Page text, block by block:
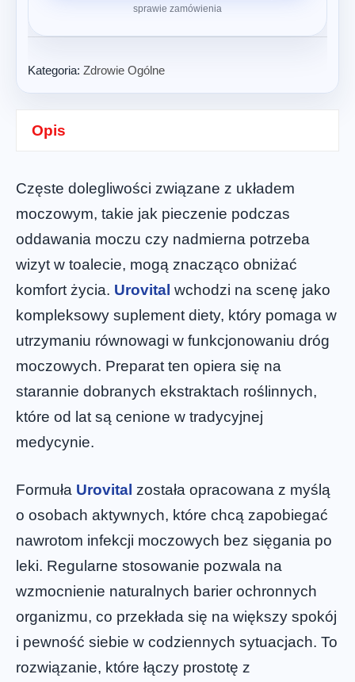
sprawie zamówienia
Kategoria: Zdrowie Ogólne
Opis
Częste dolegliwości związane z układem
moczowym, takie jak pieczenie podczas
oddawania moczu czy nadmierna potrzeba
wizyt w toalecie, mogą znacząco obniżać
komfort życia. Urovital wchodzi na scenę jako
kompleksowy suplement diety, który pomaga w
utrzymaniu równowagi w funkcjonowaniu dróg
moczowych. Preparat ten opiera się na
starannie dobranych ekstraktach roślinnych,
które od lat są cenione w tradycyjnej
medycynie.
Formuła Urovital została opracowana z myślą
o osobach aktywnych, które chcą zapobiegać
nawrotom infekcji moczowych bez sięgania po
leki. Regularne stosowanie pozwala na
wzmocnienie naturalnych barier ochronnych
organizmu, co przekłada się na większy spokój
i pewność siebie w codziennych sytuacjach. To
rozwiązanie, które łączy prostotę z